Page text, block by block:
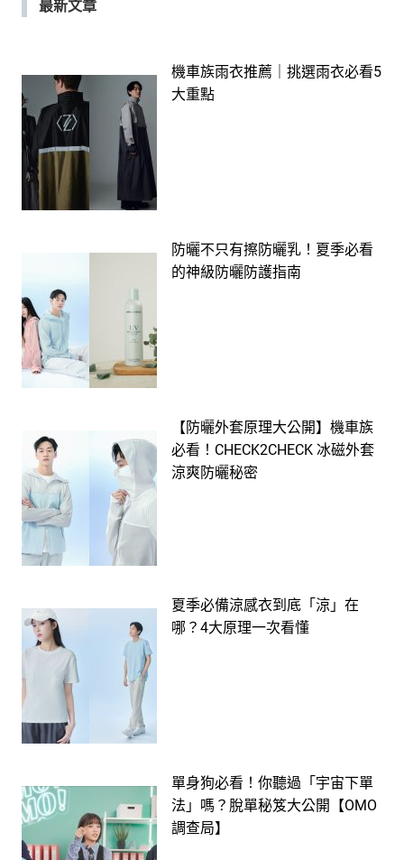
最新文章
機車族雨衣推薦｜挑選雨衣必看5
大重點
防曬不只有擦防曬乳！夏季必看
的神級防曬防護指南
【防曬外套原理大公開】機車族
必看！CHECK2CHECK 冰磁外套
涼爽防曬秘密
夏季必備涼感衣到底「涼」在
哪？4大原理一次看懂
單身狗必看！你聽過「宇宙下單
法」嗎？脫單秘笈大公開【OMO
調查局】